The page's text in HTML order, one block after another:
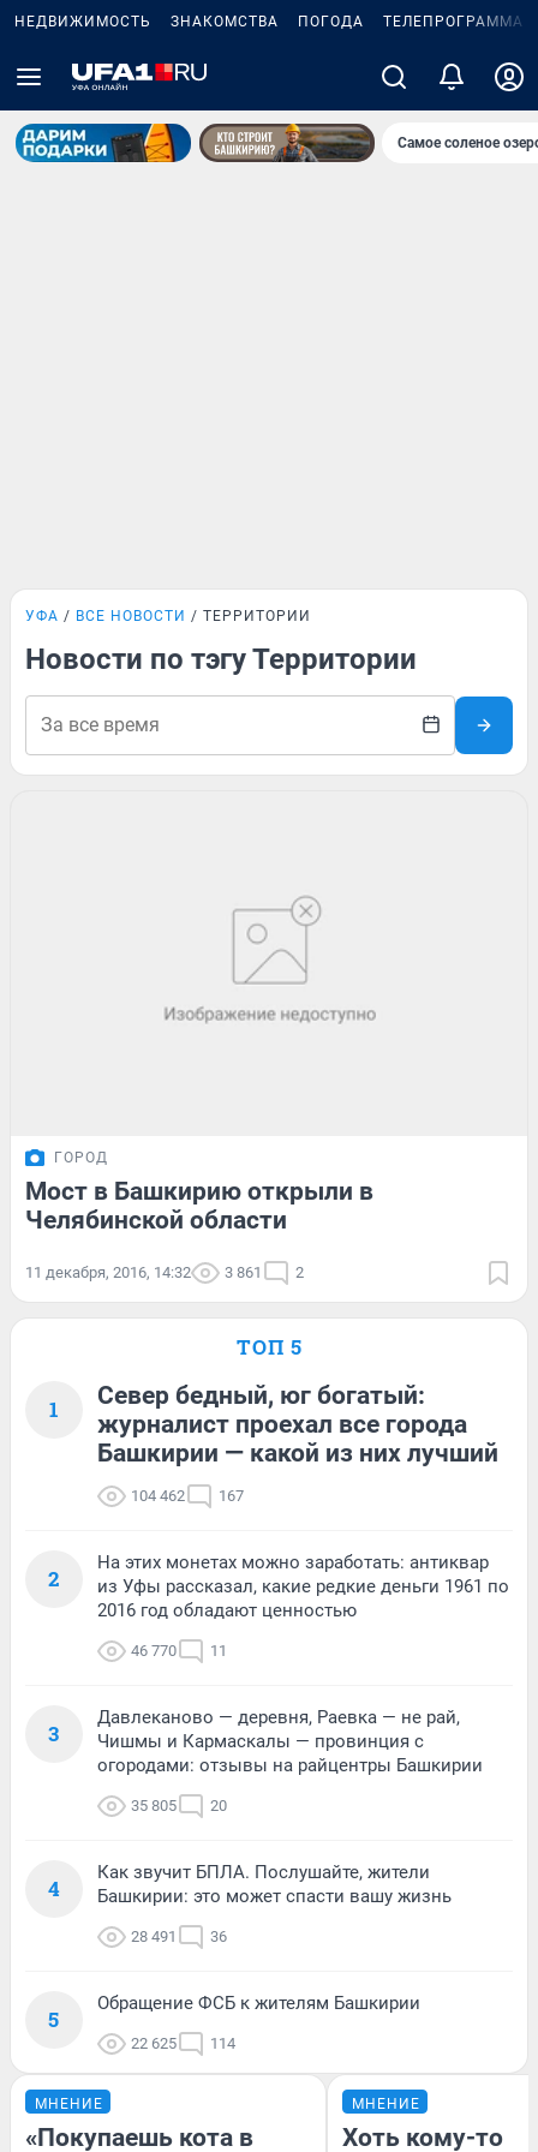
НЕДВИЖИМОСТЬ ЗНАКОМСТВА ПОГОДА ТЕЛЕПРОГРАММА
Самое соленое
УФА ВСЕ НОВОСТИ ТЕРРИТОРИИ
Новости по тэгу Территории
ГОРОД
Мост в Башкирию открыли в
Челябинской области
11 декабря, 2016, 14:32 3 861 2
ТОП 5
1
Север бедный, юг богатый:
журналист проехал все города
Башкирии — какой из них лучший
104 462 167
2
На этих монетах можно заработать: антиквар
из Уфы рассказал, какие редкие деньги 1961 по
2016 год обладают ценностью
46 770 11
3
Давлеканово — деревня, Раевка — не рай,
Чишмы и Кармаскалы — провинция с
огородами: отзывы на райцентры Башкирии
35 805 20
4
Как звучит БПЛА. Послушайте, жители
Башкирии: это может спасти вашу жизнь
28 491 36
5
Обращение ФСБ к жителям Башкирии
22 625 114
МНЕНИЕ
«Покупаешь кота в
МНЕНИЕ
Хоть кому-то